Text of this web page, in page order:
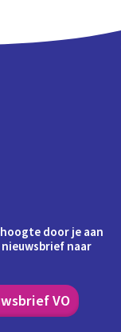
door je aan
naar
VO